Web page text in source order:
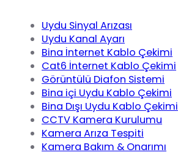
Uydu Sinyal Arızası
Uydu Kanal Ayarı
Bina İnternet Kablo Çekimi
Cat6 İnternet Kablo Çekimi
Görüntülü Diafon Sistemi
Bina içi Uydu Kablo Çekimi
Bina Dışı Uydu Kablo Çekimi
CCTV Kamera Kurulumu
Kamera Arıza Tespiti
Kamera Bakım & Onarımı